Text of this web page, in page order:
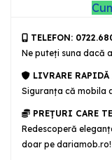
TELEFON:
Ne puteţi suna dacă
LIVRARE
Siguranţa că mobila
PREȚURI CARE
Redescoperă
doar pe dariamob.ro!